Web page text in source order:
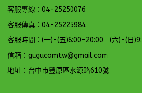
客服專線：04-25250076
客服傳真：04-25225984
客服時間：(一)-(五)8:00-20:00 (六)-(日
信箱：gugucomtw@gmail.com
地址：台中市豐原區水源路610號